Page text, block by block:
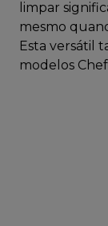
limpar
mesmo
Esta versátil
modelos Chef